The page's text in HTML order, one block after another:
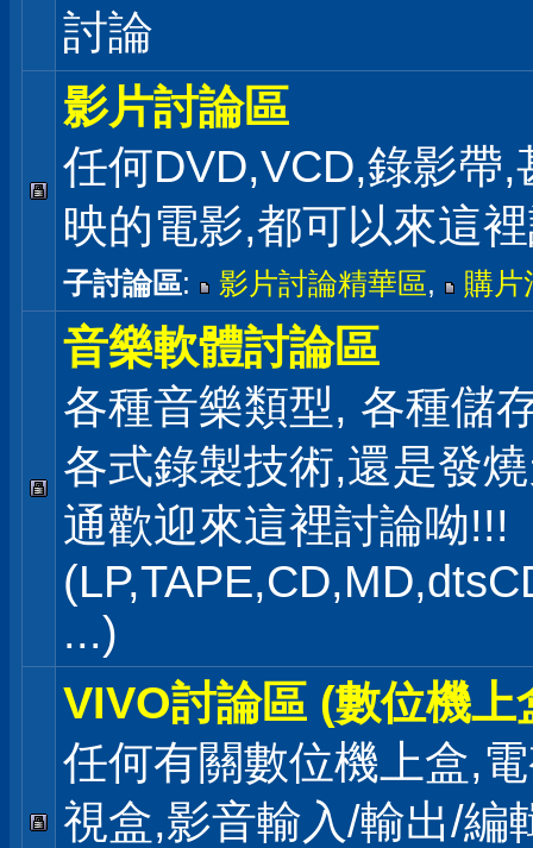
討論
影片討論區
任何DVD,VCD,錄影帶,
映的電影,都可以來這
子討論區: 影片討論精華區, 購片
音樂軟體討論區
各種音樂類型, 各種儲
各式錄製技術,還是發
通歡迎來這裡討論呦!!!
...)
VIVO討論區 (數位機上
任何有關數位機上盒,
視盒,影音輸入/輸出/編